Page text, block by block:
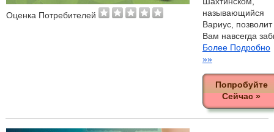
Оценка Потребителей
называющийся
Вариус, позволит
Вам навсегда
Более Подробно
»»
Попробуйте
Сейчас »